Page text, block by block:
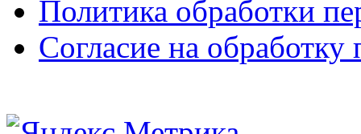
Политика обработки
Согласие на